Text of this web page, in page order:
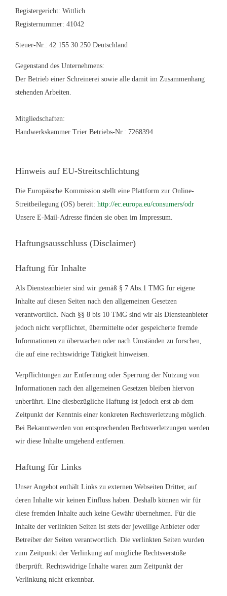
Registergericht: Wittlich
Registernummer: 41042
Steuer-Nr.: 42 155 30 250 Deutschland
Gegenstand des Unternehmens:
Der Betrieb einer Schreinerei sowie alle damit im Zusammenhang
stehenden Arbeiten.
Mitgliedschaften:
Handwerkskammer Trier Betriebs-Nr.: 7268394
Hinweis auf EU-Streitschlichtung
Die Europäische Kommission stellt eine Plattform zur Online-
Streitbeilegung (OS) bereit: http://ec.europa.eu/consumers/odr
Unsere E-Mail-Adresse finden sie oben im Impressum.
Haftungsausschluss (Disclaimer)
Haftung für Inhalte
Als Diensteanbieter sind wir gemäß § 7 Abs.1 TMG für eigene
Inhalte auf diesen Seiten nach den allgemeinen Gesetzen
verantwortlich. Nach §§ 8 bis 10 TMG sind wir als Diensteanbieter
jedoch nicht verpflichtet, übermittelte oder gespeicherte fremde
Informationen zu überwachen oder nach Umständen zu forschen,
die auf eine rechtswidrige Tätigkeit hinweisen.
Verpflichtungen zur Entfernung oder Sperrung der Nutzung von
Informationen nach den allgemeinen Gesetzen bleiben hiervon
unberührt. Eine diesbezügliche Haftung ist jedoch erst ab dem
Zeitpunkt der Kenntnis einer konkreten Rechtsverletzung möglich.
Bei Bekanntwerden von entsprechenden Rechtsverletzungen werden
wir diese Inhalte umgehend entfernen.
Haftung für Links
Unser Angebot enthält Links zu externen Webseiten Dritter, auf
deren Inhalte wir keinen Einfluss haben. Deshalb können wir für
diese fremden Inhalte auch keine Gewähr übernehmen. Für die
Inhalte der verlinkten Seiten ist stets der jeweilige Anbieter oder
Betreiber der Seiten verantwortlich. Die verlinkten Seiten wurden
zum Zeitpunkt der Verlinkung auf mögliche Rechtsverstöße
überprüft. Rechtswidrige Inhalte waren zum Zeitpunkt der
Verlinkung nicht erkennbar.